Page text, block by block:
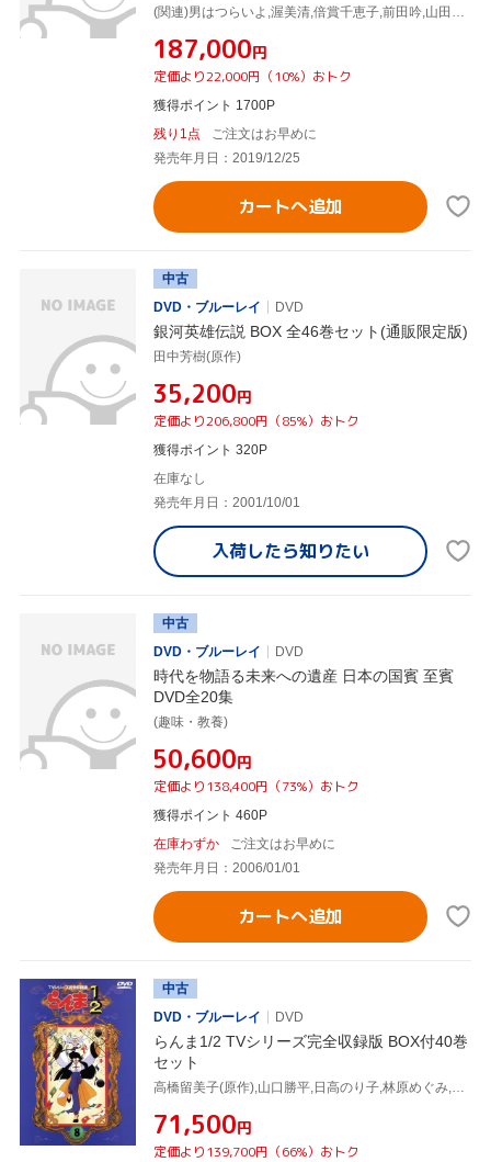
¥187,000円
定価より22,000円（10%）おトク
獲得ポイント 1700P
残り1点
ご注文はお早めに
発売年月日：2019/12/25
カートへ追加
中古
DVD・ブルーレイ
DVD
銀河英雄伝説 BOX 全46巻セット(通販限定版)
田中芳樹(原作)
¥35,200円
定価より206,800円（85%）おトク
獲得ポイント 320P
在庫なし
発売年月日：2001/10/01
入荷したら知りたい
中古
DVD・ブルーレイ
DVD
時代を物語る未来への遺産 日本の国賓 至賓
DVD全20集
(趣味・教養)
¥50,600円
定価より138,400円（73%）おトク
獲得ポイント 460P
在庫わずか
ご注文はお早めに
発売年月日：2006/01/01
カートへ追加
中古
DVD・ブルーレイ
DVD
らんま1/2 TVシリーズ完全収録版 BOX付40巻
セット
¥71,500円
定価より139,700円（66%）おトク